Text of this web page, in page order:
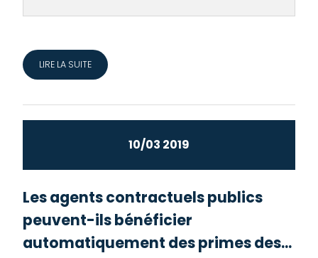
LIRE LA SUITE
10/03 2019
Les agents contractuels publics
peuvent-ils bénéficier
automatiquement des primes des...